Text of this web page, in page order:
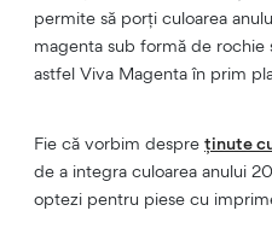
permite să porți culoarea
magenta sub formă de
astfel Viva Magenta în prim
Fie că vorbim despre ținute
de a integra culoarea anului
optezi pentru piese cu